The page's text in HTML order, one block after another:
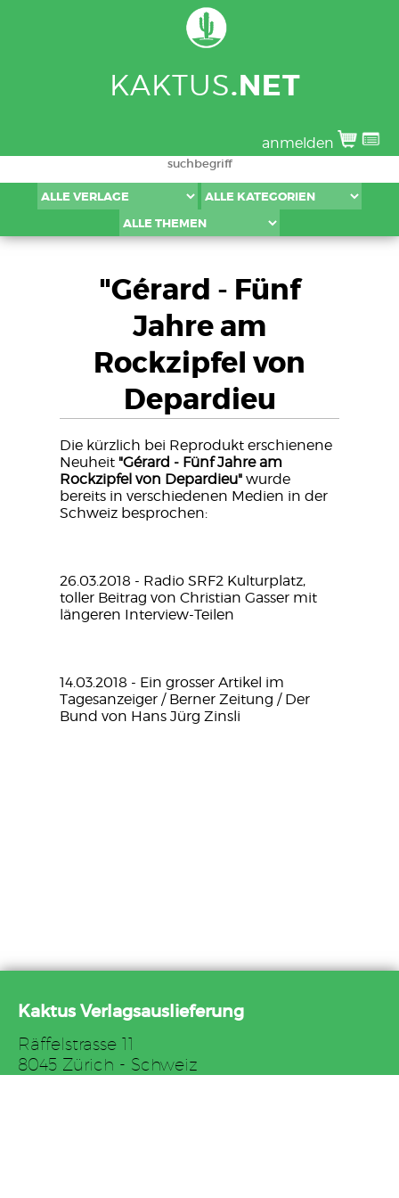
KAKTUS.NET
anmelden
"Gérard - Fünf
Jahre am
Rockzipfel von
Depardieu
Die kürzlich bei Reprodukt erschienene
Neuheit "Gérard - Fünf Jahre am
Rockzipfel von Depardieu" wurde
bereits in verschiedenen Medien in der
Schweiz besprochen:
26.03.2018 - Radio SRF2 Kulturplatz,
toller Beitrag von Christian Gasser mit
längeren Interview-Teilen
14.03.2018 - Ein grosser Artikel im
Tagesanzeiger / Berner Zeitung / Der
Bund von Hans Jürg Zinsli
Kaktus Verlagsauslieferung
Räffelstrasse 11
8045 Zürich - Schweiz